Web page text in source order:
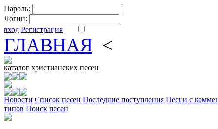
Пароль:
Логин:
вход Регистрация
ГЛАВНАЯ <
каталог христианских песен
Новости Cписок песен Последние поступления Песни с
типов Поиск песен